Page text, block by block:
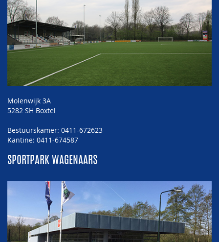
Molenwijk 3A
5282 SH Boxtel
Bestuurskamer: 0411-672623
Kantine: 0411-674587
SPORTPARK WAGENAARS